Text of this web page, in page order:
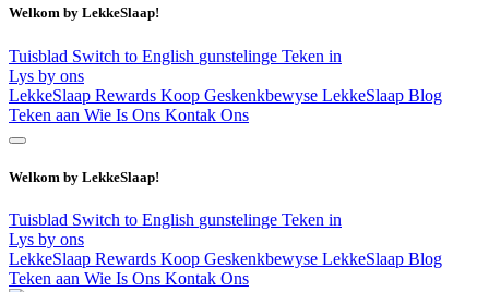
Welkom by LekkeSlaap!
Tuisblad Switch to English gunstelinge Teken in
Lys by ons
LekkeSlaap Rewards Koop Geskenkbewyse LekkeSlaap Blog
Teken aan Wie Is Ons Kontak Ons
Welkom by LekkeSlaap!
Tuisblad Switch to English gunstelinge Teken in
Lys by ons
LekkeSlaap Rewards Koop Geskenkbewyse LekkeSlaap Blog
Teken aan Wie Is Ons Kontak Ons